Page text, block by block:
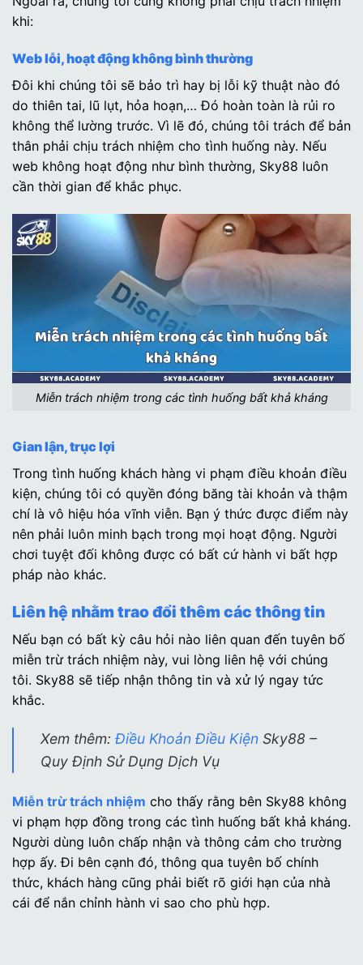
khi:
Web lỗi, hoạt động không bình thường
Đôi khi chúng tôi sẽ bảo trì hay bị lỗi kỹ thuật nào đó
do thiên tai, lũ lụt, hỏa hoạn,… Đó hoàn toàn là rủi ro
không thể lường trước. Vì lẽ đó, chúng tôi trách để bản
thân phải chịu trách nhiệm cho tình huống này. Nếu
web không hoạt động như bình thường, Sky88 luôn
cần thời gian để khắc phục.
Miễn trách nhiệm trong các tình huống bất khả kháng
Gian lận, trục lợi
Trong tình huống khách hàng vi phạm điều khoản điều
kiện, chúng tôi có quyền đóng băng tài khoản và thậm
chí là vô hiệu hóa vĩnh viễn. Bạn ý thức được điểm này
nên phải luôn minh bạch trong mọi hoạt động. Người
chơi tuyệt đối không được có bất cứ hành vi bất hợp
pháp nào khác.
Liên hệ nhằm trao đổi thêm các thông tin
Nếu bạn có bất kỳ câu hỏi nào liên quan đến tuyên bố
miễn trừ trách nhiệm này, vui lòng liên hệ với chúng
tôi. Sky88 sẽ tiếp nhận thông tin và xử lý ngay tức
khắc.
Xem thêm: Điều Khoản Điều Kiện Sky88 –
Quy Định Sử Dụng Dịch Vụ
Miễn trừ trách nhiệm cho thấy rằng bên Sky88 không
vi phạm hợp đồng trong các tình huống bất khả kháng.
Người dùng luôn chấp nhận và thông cảm cho trường
hợp ấy. Đi bên cạnh đó, thông qua tuyên bố chính
thức, khách hàng cũng phải biết rõ giới hạn của nhà
cái để nắn chỉnh hành vi sao cho phù hợp.